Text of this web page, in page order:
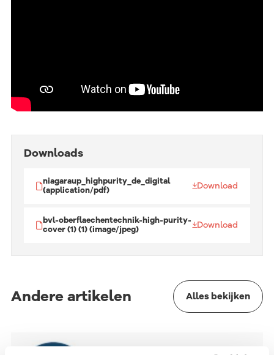
Downloads
niagaraup_highpurity_de_digital
(application/pdf)
Download
bvl-oberflaechentechnik-high-purity-
cover (1) (1) (image/jpeg)
Download
Andere artikelen Alles bekijken